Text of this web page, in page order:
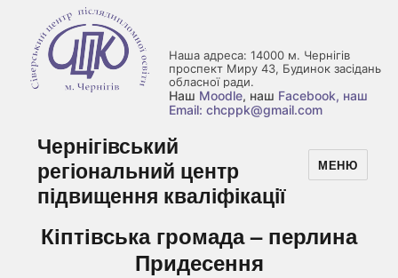
Наша адреса: 14000 м. Чернігів
проспект Миру 43, Будинок засідань
обласної ради.
Наш Moodle, наш Facebook, наш
Email: chcppk@gmail.com
Чернігівський
регіональний центр
підвищення кваліфікації
МЕНЮ
Кіптівська громада – перлина
Придесення